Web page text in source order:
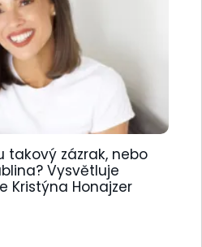
takový zázrak, nebo
Vysvětluje
Kristýna Honajzer